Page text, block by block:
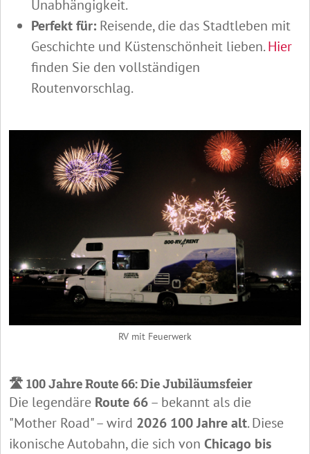
Unabhängigkeit.
Perfekt für: Reisende, die das Stadtleben mit
Geschichte und Küstenschönheit lieben.Hier
finden Sie den vollständigen
Routenvorschlag.
RV mit Feuerwerk
🛣️ 100 Jahre Route 66: Die Jubiläumsfeier
Die legendäre Route 66– bekannt als die
"Mother Road" – wird 2026 100 Jahre alt. Diese
ikonische Autobahn, die sich von Chicago bis